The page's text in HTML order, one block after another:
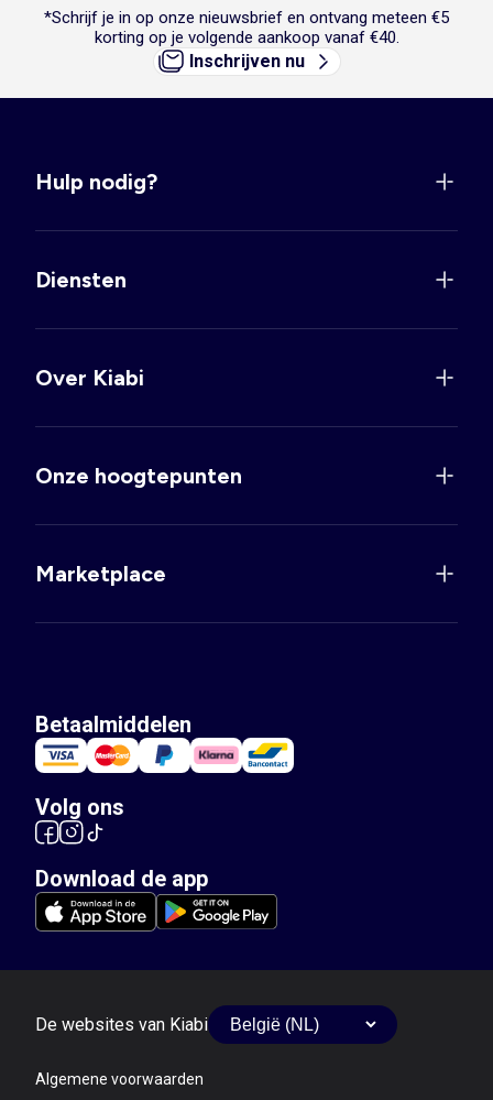
*Schrijf je in op onze nieuwsbrief en ontvang meteen €5
korting op je volgende aankoop vanaf €40.
Inschrijven nu
Hulp nodig?
Diensten
Over Kiabi
Onze hoogtepunten
Marketplace
Betaalmiddelen
Volg ons
Download de app
De websites van Kiabi
Algemene voorwaarden